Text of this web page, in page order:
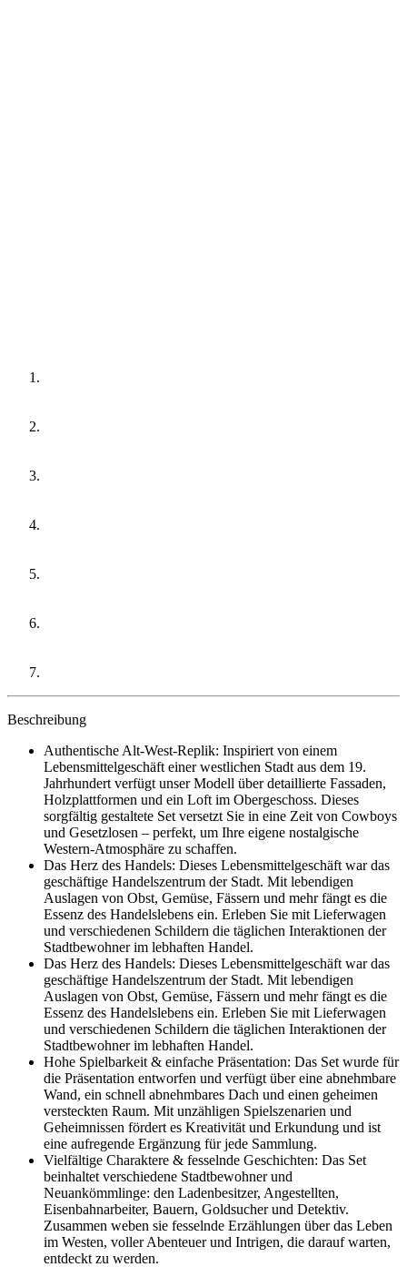
Beschreibung
Authentische Alt-West-Replik: Inspiriert von einem
Lebensmittelgeschäft einer westlichen Stadt aus dem 19.
Jahrhundert verfügt unser Modell über detaillierte Fassaden,
Holzplattformen und ein Loft im Obergeschoss. Dieses
sorgfältig gestaltete Set versetzt Sie in eine Zeit von Cowboys
und Gesetzlosen – perfekt, um Ihre eigene nostalgische
Western-Atmosphäre zu schaffen.
Das Herz des Handels: Dieses Lebensmittelgeschäft war das
geschäftige Handelszentrum der Stadt. Mit lebendigen
Auslagen von Obst, Gemüse, Fässern und mehr fängt es die
Essenz des Handelslebens ein. Erleben Sie mit Lieferwagen
und verschiedenen Schildern die täglichen Interaktionen der
Stadtbewohner im lebhaften Handel.
Das Herz des Handels: Dieses Lebensmittelgeschäft war das
geschäftige Handelszentrum der Stadt. Mit lebendigen
Auslagen von Obst, Gemüse, Fässern und mehr fängt es die
Essenz des Handelslebens ein. Erleben Sie mit Lieferwagen
und verschiedenen Schildern die täglichen Interaktionen der
Stadtbewohner im lebhaften Handel.
Hohe Spielbarkeit & einfache Präsentation: Das Set wurde für
die Präsentation entworfen und verfügt über eine abnehmbare
Wand, ein schnell abnehmbares Dach und einen geheimen
versteckten Raum. Mit unzähligen Spielszenarien und
Geheimnissen fördert es Kreativität und Erkundung und ist
eine aufregende Ergänzung für jede Sammlung.
Vielfältige Charaktere & fesselnde Geschichten: Das Set
beinhaltet verschiedene Stadtbewohner und
Neuankömmlinge: den Ladenbesitzer, Angestellten,
Eisenbahnarbeiter, Bauern, Goldsucher und Detektiv.
Zusammen weben sie fesselnde Erzählungen über das Leben
im Westen, voller Abenteuer und Intrigen, die darauf warten,
entdeckt zu werden.